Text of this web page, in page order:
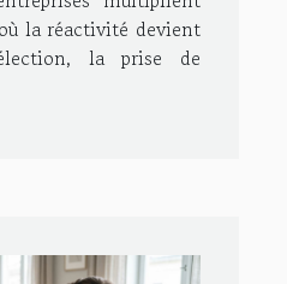
la réactivité devient
la prise de